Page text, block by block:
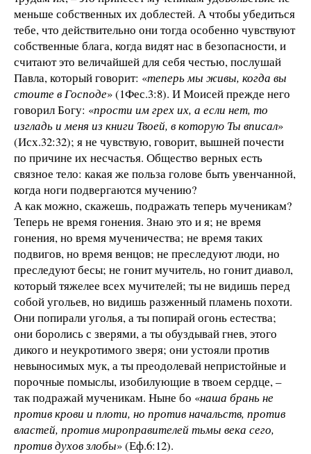
меньше собственных их доблестей. А чтобы убедиться
тебе, что действительно они тогда особенно чувствуют
собственные блага, когда видят нас в безопасности, и
считают это величайшей для себя честью, послушай
Павла, который говорит: «теперь мы живы, когда вы
стоите в Господе» (1Фес.3:8). И Моисей прежде него
говорил Богу: «прости им грех их, а если нет, то
изгладь и меня из книги Твоей, в которую Ты вписал»
(Исх.32:32); я не чувствую, говорит, вышней почести
по причине их несчастья. Общество верных есть
связное тело: какая же польза голове быть увенчанной,
когда ноги подвергаются мучению?
А как можно, скажешь, подражать теперь мученикам?
Теперь не время гонения. Знаю это и я; не время
гонения, но время мученичества; не время таких
подвигов, но время венцов; не преследуют люди, но
преследуют бесы; не гонит мучитель, но гонит диавол,
который тяжелее всех мучителей; ты не видишь перед
собой угольев, но видишь разженный пламень похоти.
Они попирали уголья, а ты попирай огонь естества;
они боролись с зверями, а ты обуздывай гнев, этого
дикого и неукротимого зверя; они устояли против
невыносимых мук, а ты преодолевай непристойные и
порочные помыслы, изобилующие в твоем сердце, –
так подражай мученикам. Ныне бо «наша брань не
против крови и плоти, но против начальств, против
властей, против мироправителей тьмы века сего,
против духов злобы» (Еф.6:12).